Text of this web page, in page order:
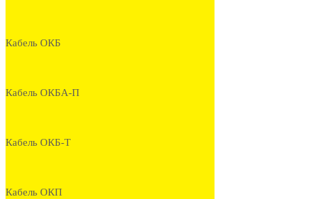
Кабель ОКБ
Кабель ОКБА-П
Кабель ОКБ-Т
Кабель ОКП